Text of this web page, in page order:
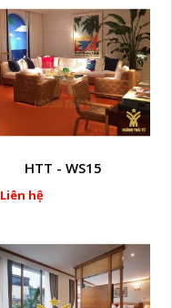
HTT - WS15
Liên hệ